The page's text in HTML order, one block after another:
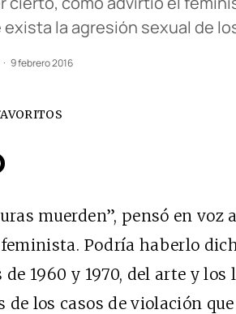
la agresión sexual de
9 febrero 2016
muerden”, pensó en
Podría haberlo
de 1960 y 1970, del arte y
de los casos de violación